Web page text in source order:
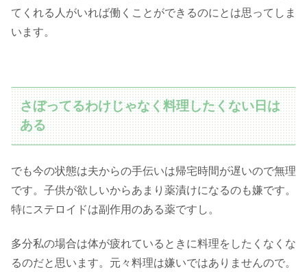
てくれる人がいれば働くことができるのにとは思ってしま
います。
さぼってるわけじゃなく料理したくない日は
ある
でも今の状態は夫からの手伝いは帰宅時間が遅いので無理
です。子供が欲しいからあまり薬漬けになるのも嫌です。
特にステロイドは副作用のある薬ですし。
多分私の場合は体が疲れているときに料理をしたくなくな
るのだと思います。元々料理は嫌いではありませんので。